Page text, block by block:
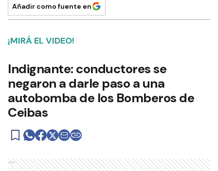
Añadir como fuente en
¡MIRÁ EL VIDEO!
Indignante: conductores se
negaron a darle paso a una
autobomba de los Bomberos de
Ceibas
Ads